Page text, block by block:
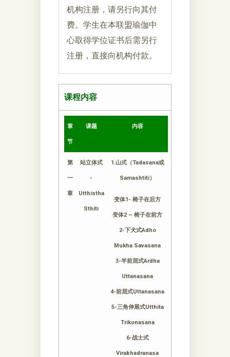
机构注册，请另行向其付
费。学生在本联盟瑜伽中
心取得学位证书后需另行
注册，直接向机构付款。
课程内容
章
节
课题 内容
第
一
章
站立体式
-
Utthistha
Sthiti
1.山式（Tadasana或
Samashtiti）
变体1- 椅子在后方
变体2 – 椅子在前方
2-下犬式Adho
Mukha Savasana
3-半前屈式Ardha
Uttanasana
4-前屈式Uttanasana
5-三角伸展式Utthita
Trikonasana
6-战士式
Virabhadranasa